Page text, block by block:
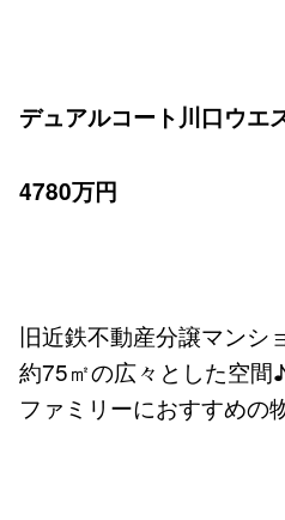
デュアルコート川口ウエ
4780万円
旧近鉄不動産分譲マンシ
約75㎡の広々とした空間
ファミリーにおすすめの